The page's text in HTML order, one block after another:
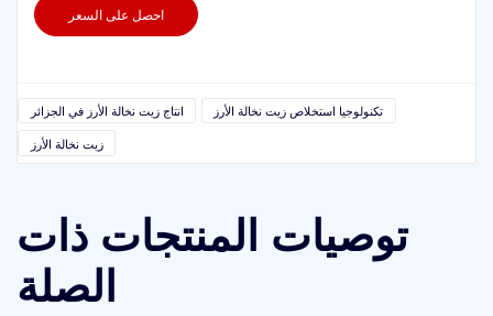
احصل على السعر
انتاج زيت نخالة الأرز في الجزائر
تكنولوجيا استخلاص زيت نخالة الأرز
زيت نخالة الأرز
توصيات المنتجات ذات
الصلة